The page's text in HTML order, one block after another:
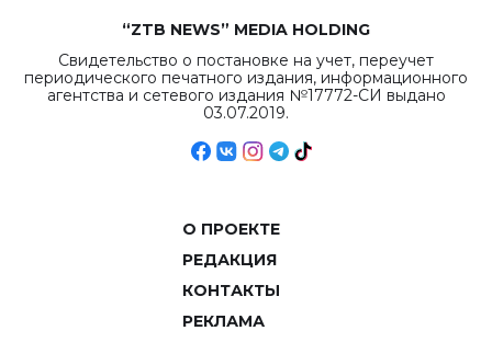
“ZTB NEWS” MEDIA HOLDING
Свидетельство о постановке на учет, переучет
периодического печатного издания, информационного
агентства и сетевого издания №17772-СИ выдано
03.07.2019.
О ПРОЕКТЕ
РЕДАКЦИЯ
КОНТАКТЫ
РЕКЛАМА